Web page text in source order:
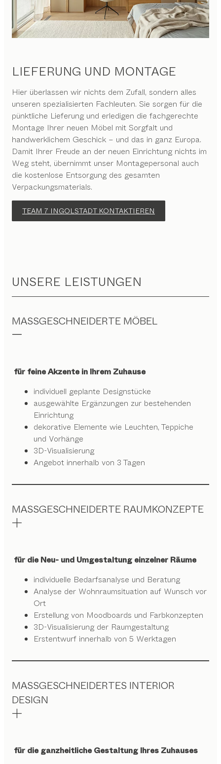
LIEFERUNG UND MONTAGE
Hier überlassen wir nichts dem Zufall, sondern alles
unseren spezialisierten Fachleuten. Sie sorgen für die
pünktliche Lieferung und erledigen die fachgerechte
Montage Ihrer neuen Möbel mit Sorgfalt und
handwerklichem Geschick – und das in ganz Europa.
Damit Ihrer Freude an der neuen Einrichtung nichts im
Weg steht, übernimmt unser Montagepersonal auch
die kostenlose Entsorgung des gesamten
Verpackungsmaterials.
TEAM 7 INGOLSTADT KONTAKTIEREN
UNSERE LEISTUNGEN
MASSGESCHNEIDERTE MÖBEL
für feine Akzente in Ihrem Zuhause
individuell geplante Designstücke
ausgewählte Ergänzungen zur bestehenden
Einrichtung
dekorative Elemente wie Leuchten, Teppiche
und Vorhänge
3D-Visualisierung
Angebot innerhalb von 3 Tagen
MASSGESCHNEIDERTE RAUMKONZEPTE
für die Neu- und Umgestaltung einzelner Räume
individuelle Bedarfsanalyse und Beratung
Analyse der Wohnraumsituation auf Wunsch vor
Ort
Erstellung von Moodboards und Farbkonzepten
3D-Visualisierung der Raumgestaltung
Erstentwurf innerhalb von 5 Werktagen
MASSGESCHNEIDERTES INTERIOR
DESIGN
für die ganzheitliche Gestaltung Ihres Zuhauses